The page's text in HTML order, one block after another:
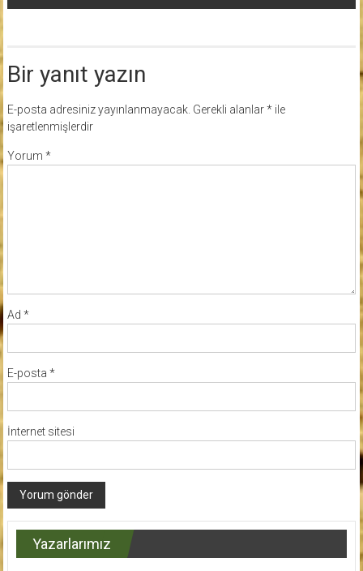
Bir yanıt yazın
E-posta adresiniz yayınlanmayacak. Gerekli alanlar*ile
işaretlenmişlerdir
Yorum *
Ad *
E-posta *
İnternet sitesi
Yazarlarımız